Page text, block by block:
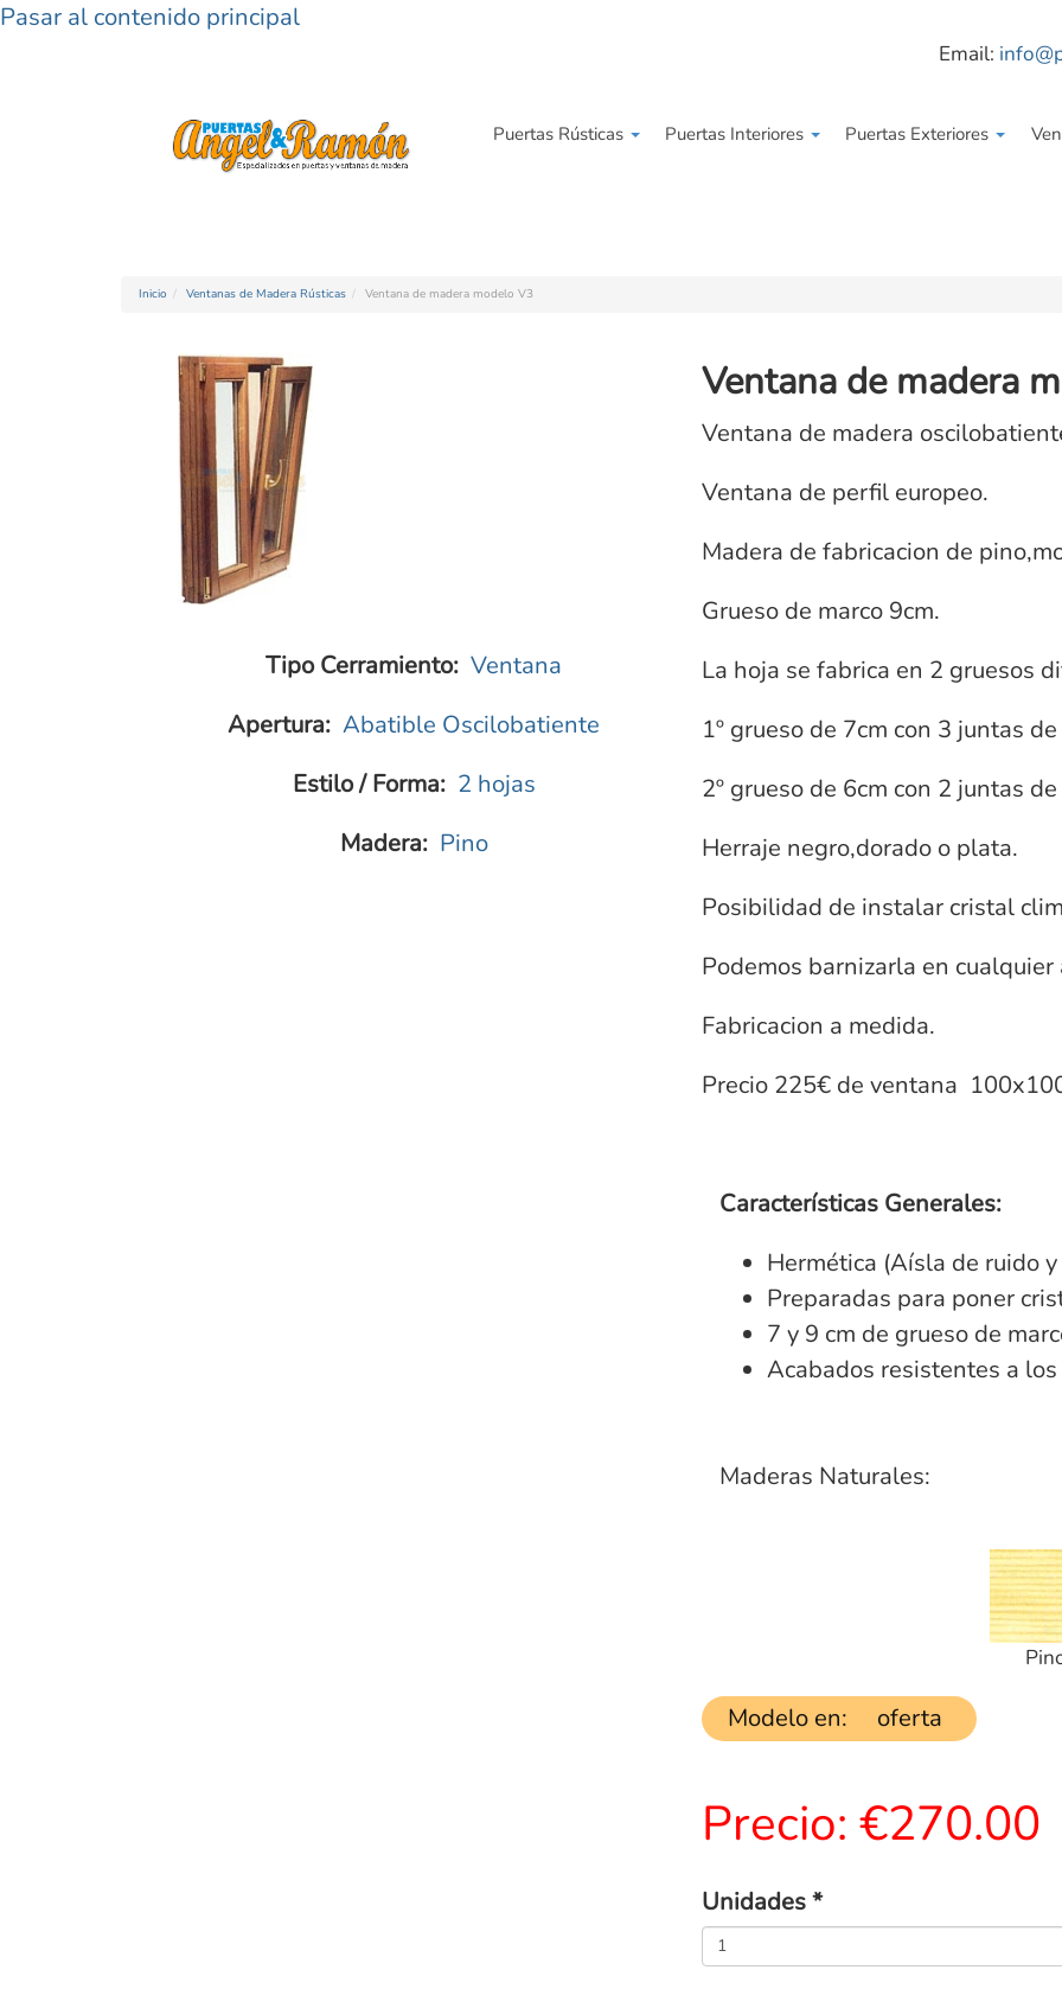
Pasar al contenido principal
Email:
Puertas Rústicas Puertas Interiores Puertas Exteriores
Inicio Ventanas de Madera Rústicas Ventana de madera modelo V3
Tipo Cerramiento: Ventana
Apertura: Abatible Oscilobatiente
Estilo / Forma: 2 hojas
Madera: Pino
Ventana de madera
Ventana de madera
Ventana de perfil europeo.
Madera de fabricacion de
Grueso de marco 9cm.
La hoja se fabrica en 2 gruesos
1º grueso de 7cm con 3 juntas
2º grueso de 6cm con 2 juntas
Herraje negro,dorado o plata.
Posibilidad de instalar cristal
Podemos barnizarla en cualquier
Fabricacion a medida.
Precio 225€ de ventana
Características Generales:
Hermética (Aísla de ruido
Preparadas para poner
7 y 9 cm de grueso de
Acabados resistentes a
Maderas Naturales:
Modelo en: oferta
Precio: €270.00
Unidades*